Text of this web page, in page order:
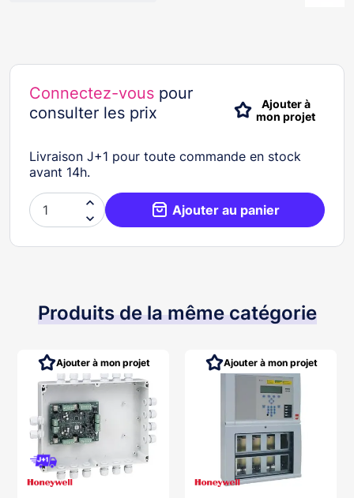
Connectez-vous pour
consulter les prix
Ajouter à
mon projet
Livraison J+1 pour toute commande en stock
avant 14h.

 Ajouter au panier
Produits de la même catégorie
Ajouter à mon projet Ajouter à mon projet